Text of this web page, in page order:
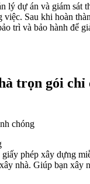
lý dự án và giám sát
việc. Sau khi hoàn
trì và bảo hành để
trọn gói chỉ
phép xây dựng
nhà. Giúp bạn xây